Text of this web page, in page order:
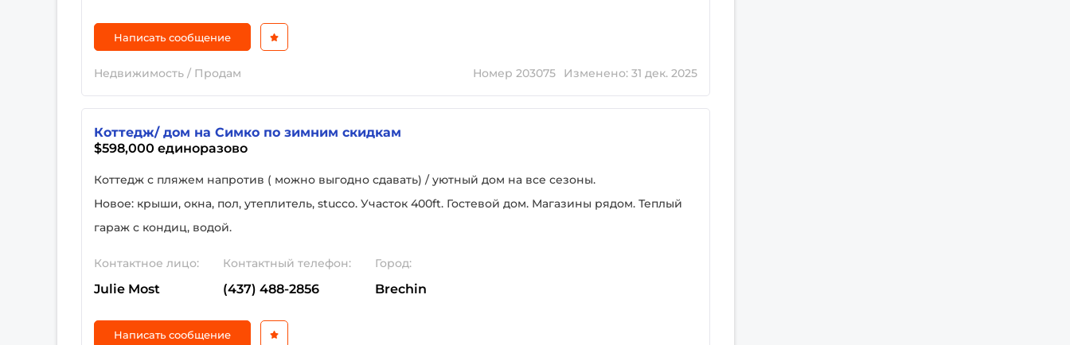
Написать сообщение
Недвижимость / Продам Номер 203075 Изменено: 31 дек. 2025
Коттедж/ дом на Симко по зимним скидкам
$598,000 единоразово
Коттедж с пляжем напротив ( можно выгодно сдавать) / уютный дом на все сезоны.
Новое: крыши, окна, пол, утеплитель, stucco. Участок 400ft. Гостевой дом. Магазины рядом. Теплый
гараж с кондиц, водой.
Контактное лицо:
Julie Most
Контактный телефон:
(437) 488-2856
Город:
Brechin
Написать сообщение